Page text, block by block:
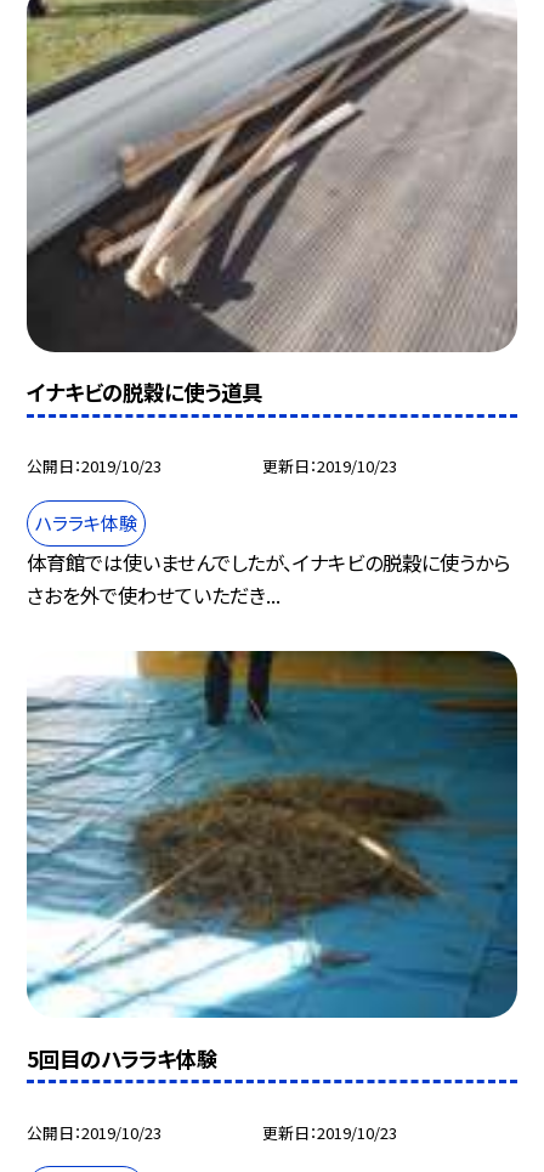
イナキビの脱穀に使う道具
公開日 2019/10/23 更新日 2019/10/23
ハララキ体験
体育館では使いませんでしたが、イナキビの脱穀に使うから
さおを外で使わせていただき...
5回目のハララキ体験
公開日 2019/10/23 更新日 2019/10/23